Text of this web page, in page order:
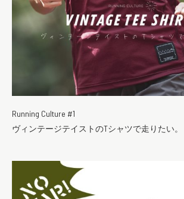
Running Culture #1
ヴィンテージテイストのTシャツで走りたい。